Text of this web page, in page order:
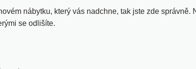
nábytku, který vás nadchne, tak jste zde správně.
se odlišíte.